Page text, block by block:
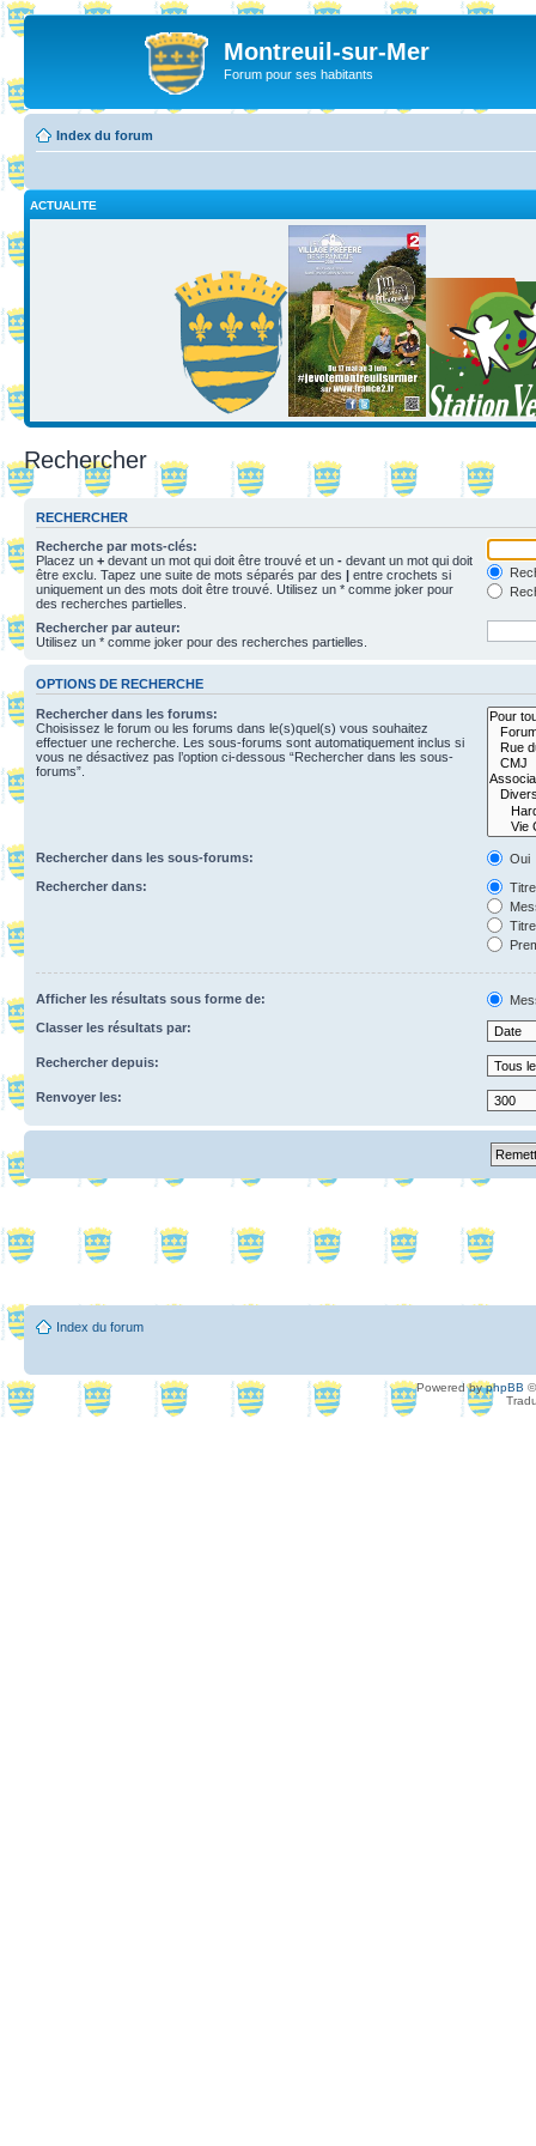
Montreuil-sur-Mer
Forum pour ses habitants
Index du forum
ACTUALITE
Rechercher
RECHERCHER
Recherche par mots-clés:
Placez un + devant un mot qui doit être trouvé et un - devant un mot qui doit
être exclu. Tapez une suite de mots séparés par des | entre crochets si
uniquement un des mots doit être trouvé. Utilisez un * comme joker pour
des recherches partielles.
Rechercher par auteur:
Utilisez un * comme joker pour des recherches partielles.
OPTIONS DE RECHERCHE
Rechercher dans les forums:
Choisissez le forum ou les forums dans le(s)quel(s) vous souhaitez
effectuer une recherche. Les sous-forums sont automatiquement inclus si
vous ne désactivez pas l’option ci-dessous “Rechercher dans les sous-
forums”.
Rechercher dans les sous-forums:
Oui
Rechercher dans:
Afficher les résultats sous forme de:
Classer les résultats par:
Rechercher depuis:
Renvoyer les:
Index du forum
Powered byphpBB